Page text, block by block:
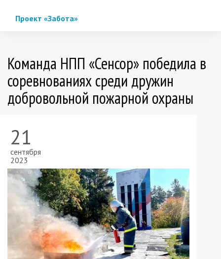
Проект «Забота»
Команда НПП «Сенсор» победила в
соревнованиях среди дружин
добровольной пожарной охраны
21
сентября
2023